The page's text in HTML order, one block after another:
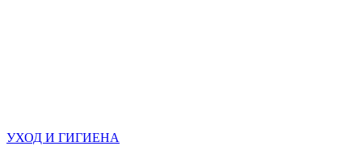
УХОД И ГИГИЕНА